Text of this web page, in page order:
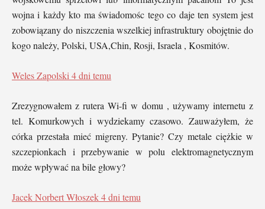
wojna i każdy kto ma świadomośc tego co daje ten system jest
zobowiązany do niszczenia wszelkiej infrastruktury obojętnie do
kogo należy, Polski, USA,Chin, Rosji, Israela , Kosmitów.
Weles Zapolski 4 dni temu
Zrezygnowałem z rutera Wi-fi w domu , używamy internetu z
tel. Komurkowych i wydziekamy czasowo. Zauważyłem, że
córka przestała mieć migreny. Pytanie? Czy metale ciężkie w
szczepionkach i przebywanie w polu elektromagnetycznym
może wpływać na bile głowy?
Jacek Norbert Włoszek4 dni temu